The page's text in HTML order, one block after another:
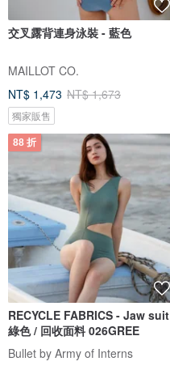
交叉露背連身泳裝 - 藍色
MAILLOT CO.
NT$ 1,473 NT$ 1,673
獨家販售
88 折
RECYCLE FABRICS - Jaw suit /
綠色 / 回收面料 026GREE
Bullet by Army of Interns